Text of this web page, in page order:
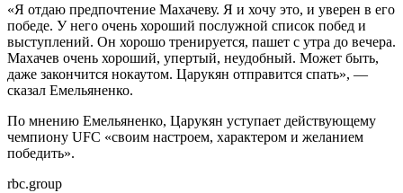
«Я отдаю предпочтение Махачеву. Я и хочу это, и уверен в его
победе. У него очень хороший послужной список побед и
выступлений. Он хорошо тренируется, пашет с утра до вечера.
Махачев очень хороший, упертый, неудобный. Может быть,
даже закончится нокаутом. Царукян отправится спать», —
сказал Емельяненко.
По мнению Емельяненко, Царукян уступает действующему
чемпиону UFC «своим настроем, характером и желанием
победить».
rbc.group